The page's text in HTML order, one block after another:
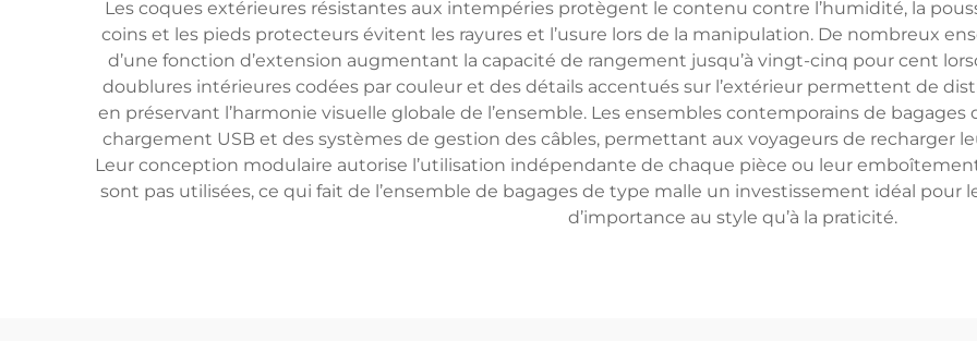
Les coques extérieures résistantes aux intempéries protègent le contenu contre l’humidité, la
coins et les pieds protecteurs évitent les rayures et l’usure lors de la manipulation. De nombreux
d’une fonction d’extension augmentant la capacité de rangement jusqu’à vingt-cinq pour cent
doublures intérieures codées par couleur et des détails accentués sur l’extérieur permettent de
en préservant l’harmonie visuelle globale de l’ensemble. Les ensembles contemporains de
chargement USB et des systèmes de gestion des câbles, permettant aux voyageurs de recharger
Leur conception modulaire autorise l’utilisation indépendante de chaque pièce ou leur
sont pas utilisées, ce qui fait de l’ensemble de bagages de type malle un investissement idéal
d’importance au style qu’à la praticité.